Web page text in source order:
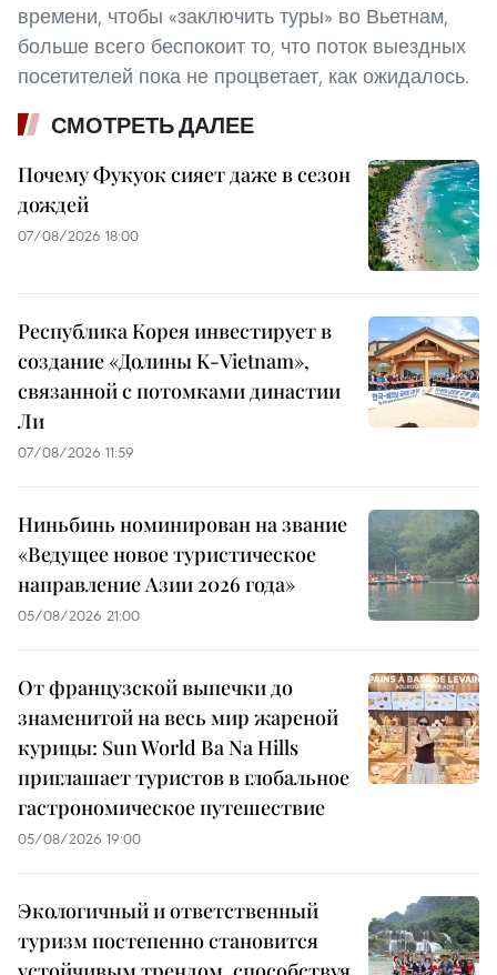
времени, чтобы «заключить туры» во Вьетнам,
больше всего беспокоит то, что поток выездных
посетителей пока не процветает, как ожидалось.
СМОТРЕТЬ ДАЛЕЕ
Почему Фукуок сияет даже в сезон
дождей
07/08/2026 18:00
Республика Корея инвестирует в
создание «Долины K-Vietnam»,
связанной с потомками династии
Ли
07/08/2026 11:59
Ниньбинь номинирован на звание
«Ведущее новое туристическое
направление Азии 2026 года»
05/08/2026 21:00
От французской выпечки до
знаменитой на весь мир жареной
курицы: Sun World Ba Na Hills
приглашает туристов в глобальное
гастрономическое путешествие
05/08/2026 19:00
Экологичный и ответственный
туризм постепенно становится